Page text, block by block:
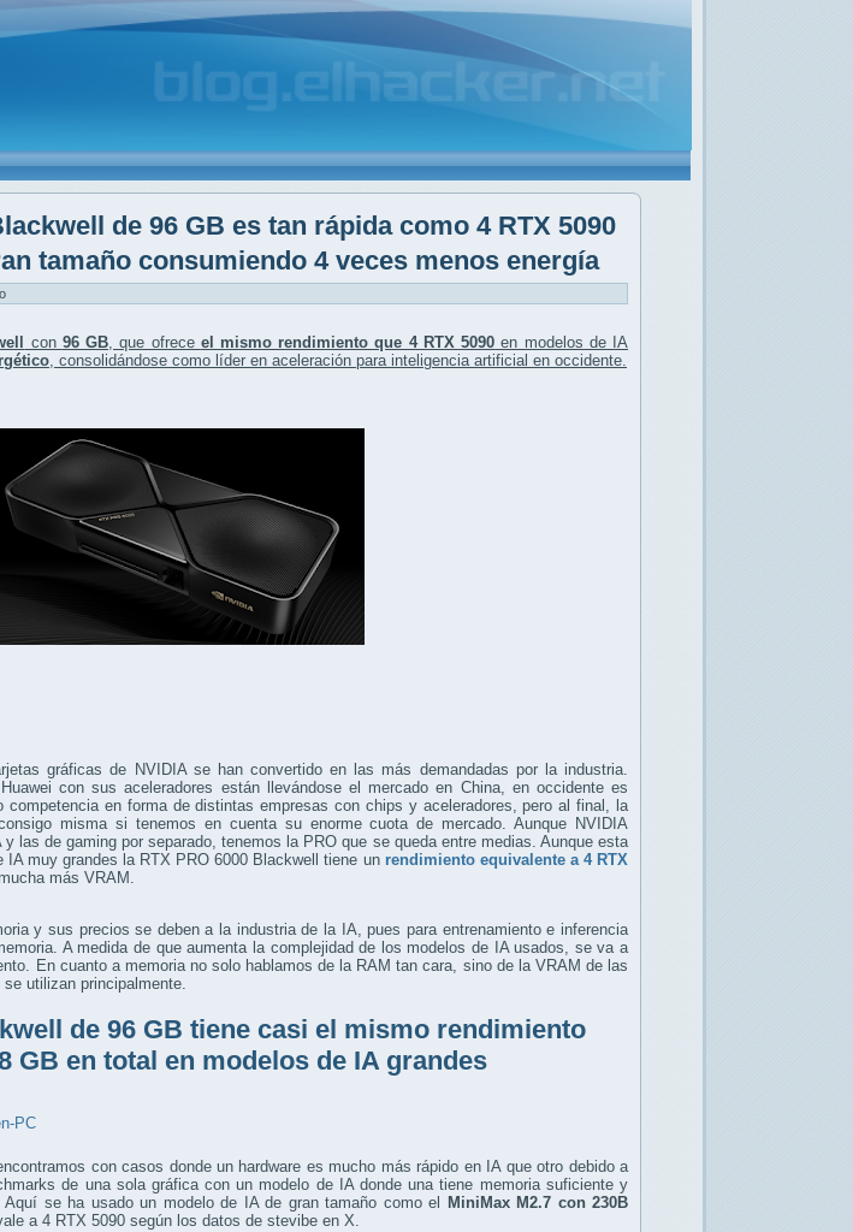
de 96 GB es tan rápida como 4 RTX 5090
tamaño consumiendo 4 veces menos energía
con 96 GB , que ofrece el mismo rendimiento que 4 RTX 5090 en modelos de IA
, consolidándose como líder en aceleración para inteligencia artificial en occidente.
gráficas de NVIDIA se han convertido en las más demandadas por la industria.
con sus aceleradores están llevándose el mercado en China, en occidente es
competencia en forma de distintas empresas con chips y aceleradores, pero al final, la
misma si tenemos en cuenta su enorme cuota de mercado. Aunque NVIDIA
las de gaming por separado, tenemos la PRO que se queda entre medias. Aunque esta
muy grandes la RTX PRO 6000 Blackwell tiene un rendimiento equivalente a 4 RTX
más VRAM.
y sus precios se deben a la industria de la IA, pues para entrenamiento e inferencia
A medida de que aumenta la complejidad de los modelos de IA usados, se va a
En cuanto a memoria no solo hablamos de la RAM tan cara, sino de la VRAM de las
utilizan principalmente.
de 96 GB tiene casi el mismo rendimiento
GB en total en modelos de IA grandes
con casos donde un hardware es mucho más rápido en IA que otro debido a
de una sola gráfica con un modelo de IA donde una tiene memoria suficiente y
se ha usado un modelo de IA de gran tamaño como el
MiniMax M2.7 con 230B
a 4 RTX 5090 según los datos de stevibe en X.